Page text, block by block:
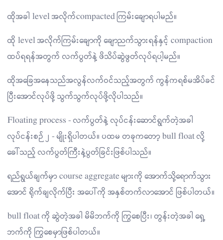
ထိုအခါ level အလိုက်compacted ကြမ်းချောရပါမည်။
ထို level အလိုက်ကြမ်းချောကို ချောညက်သွားရန်နှင့် compaction
ထပ်ရရန်အတွက် လက်ပွတ်နဲ့ ဖိသိပ်ဆွဲဖွတ်လုပ်ရပါ့မည်။
ထိုအခြေအနေသည်အလွန်လက်ဝင်သည့်အတွက် ကွန်ကရစ်မအိပ်ခင်
ပြီးအောင်လုပ်ဖို့ သွက်သွက်လုပ်ဖို့လိုပါသည်။
Floating process - လက်ပွတ်နဲ့ လုပ်ငန်းဆောင်ရွက်တဲ့အခါ
လုပ်ငန်းစဉ် ၂ - မျိုးရှိပါတယ်။ ပထမ တခုကတော့ bull float လို့
ခေါ်သည့် လက်ပွတ်ကြီးနဲ့ပွတ်ခြင်းဖြစ်ပါသည်။
ရည်ရွယ်ချက်မှာ course aggregate များကို အောက်သို့ရောက်သွား
အောင် ရိုက်ချလိုက်ပြီး အပေါ်ကို အနှစ်တက်လာအောင် ဖြစ်ပါတယ်။
bull float ကို ဆွဲတဲ့အခါ မိမိဘက်ကို ကြွစေပြီး၊ တွန်းတဲ့အခါ ရှေ့
ဘက်ကို ကြွစေမှာဖြစ်ပါတယ်။